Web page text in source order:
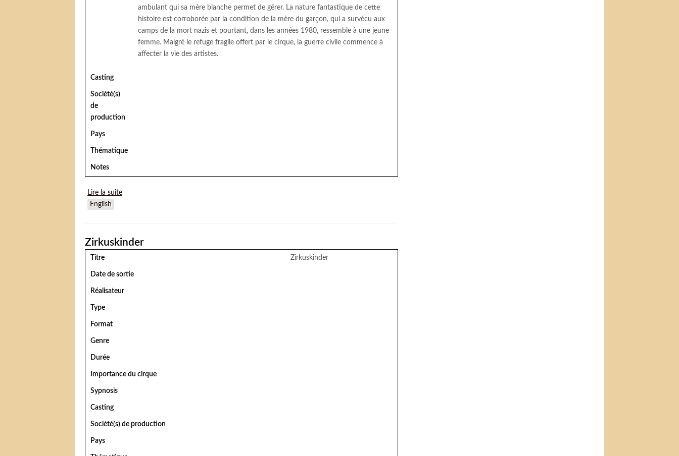
ambulant qui sa mère blanche permet de gérer. La nature fantastique de cette
histoire est corroborée par la condition de la mère du garçon, qui a survécu aux
camps de la mort nazis et pourtant, dans les années 1980, ressemble à une jeune
femme. Malgré le refuge fragile offert par le cirque, la guerre civile commence à
affecter la vie des artistes.
Casting
Société(s)
de
production
Pays
Thématique
Notes
Lire la suite
English
Zirkuskinder
Titre Zirkuskinder
Date de sortie
Réalisateur
Type
Format
Genre
Durée
Importance du cirque
Sypnosis
Casting
Société(s) de production
Pays